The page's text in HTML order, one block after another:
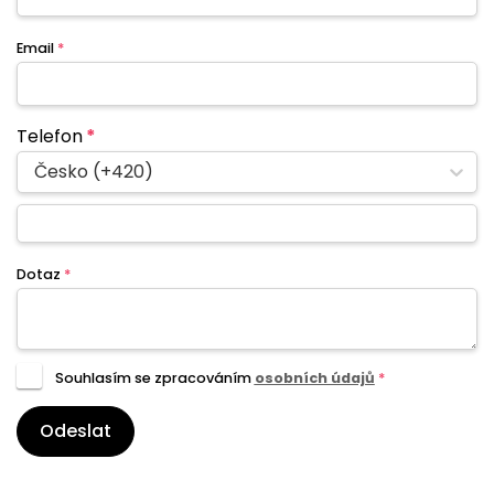
Email *
Telefon*
Česko (+420)
Dotaz *
Souhlasím se zpracováním osobních údajů *
Odeslat